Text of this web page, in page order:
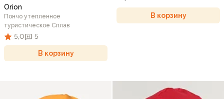
Orion
Пончо утепленное
туристическое Сплав
5,0 5
В корзину
В корзину